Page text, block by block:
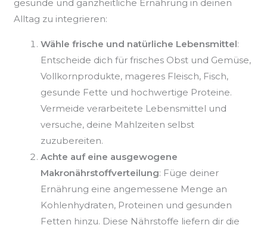
gesunde und ganzheitliche Ernährung in deinen
Alltag zu integrieren:
Wähle frische und natürliche Lebensmittel:
Entscheide dich für frisches Obst und Gemüse,
Vollkornprodukte, mageres Fleisch, Fisch,
gesunde Fette und hochwertige Proteine.
Vermeide verarbeitete Lebensmittel und
versuche, deine Mahlzeiten selbst
zuzubereiten.
Achte auf eine ausgewogene
Makronährstoffverteilung: Füge deiner
Ernährung eine angemessene Menge an
Kohlenhydraten, Proteinen und gesunden
Fetten hinzu. Diese Nährstoffe liefern dir die